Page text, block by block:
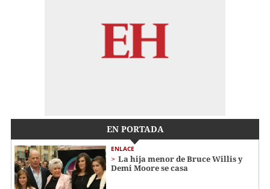
EN PORTADA
ENLACE
La hija menor de Bruce Willis y
Demi Moore se casa